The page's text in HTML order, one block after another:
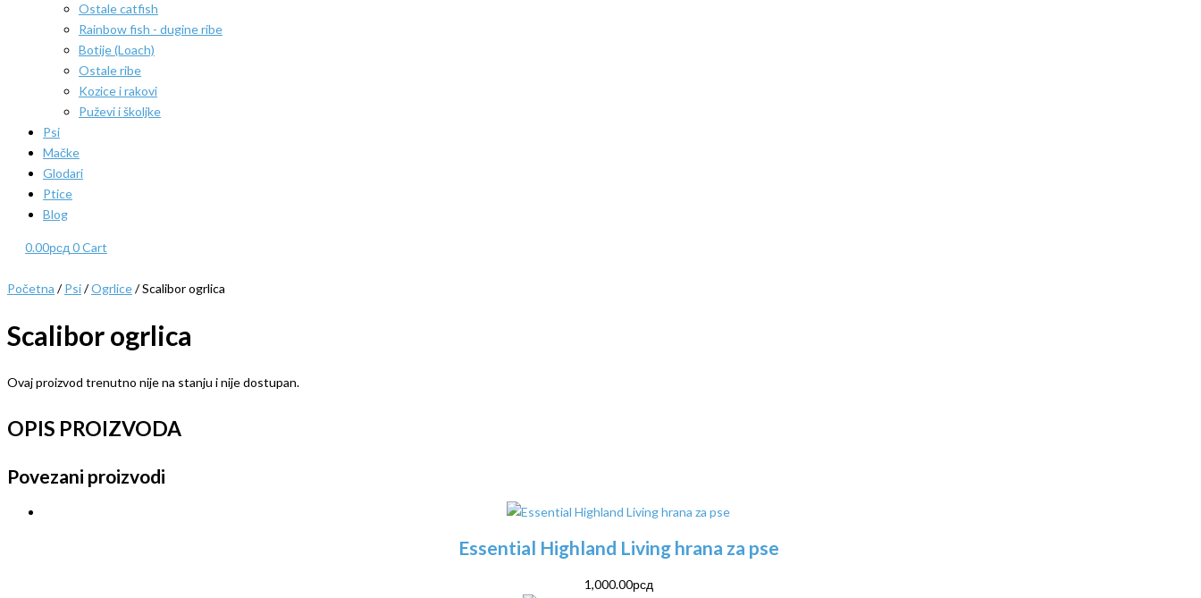
Ostale catfish
Rainbow fish - dugine ribe
Botije (Loach)
Ostale ribe
Kozice i rakovi
Puževi i školjke
Psi
Mačke
Glodari
Ptice
Blog
0.00рсд 0Cart
Početna /Psi/Ogrlice/ Scalibor ogrlica
Scalibor ogrlica
Ovaj proizvod trenutno nije na stanju i nije dostupan.
OPIS PROIZVODA
Povezani proizvodi
Essential Highland Living hrana za pse
1,000.00рсд